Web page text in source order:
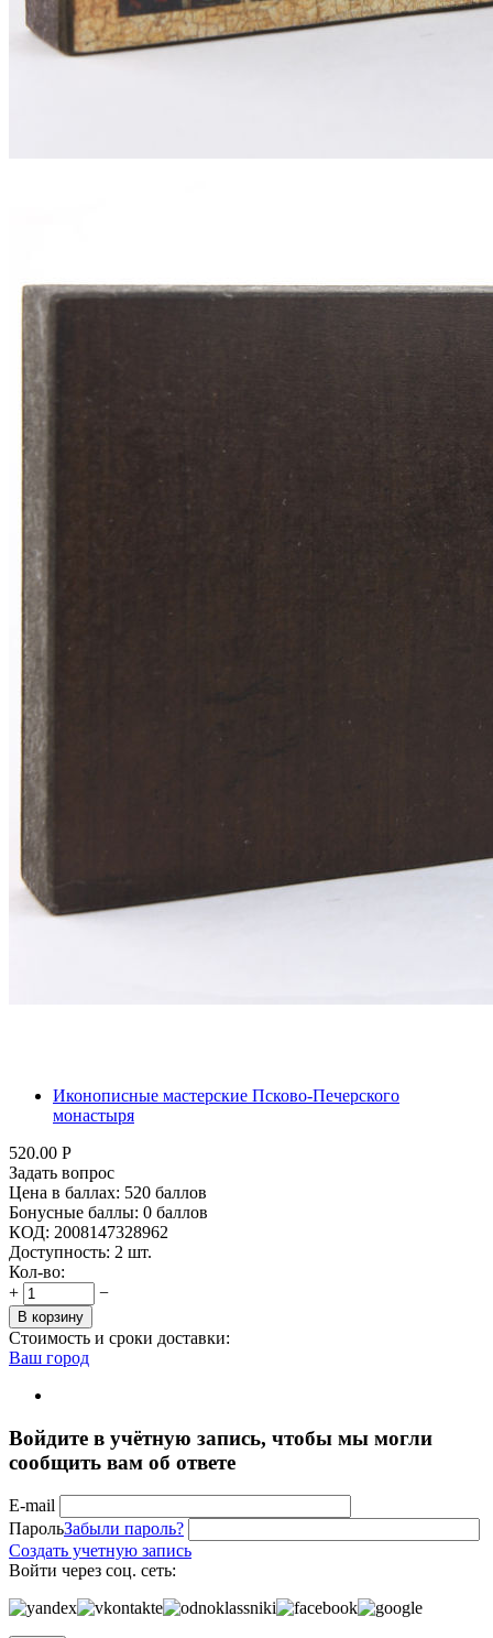
Иконописные мастерские Псково-Печерского
монастыря
520.00 Р
Задать вопрос
Цена в баллах: 520 баллов
Бонусные баллы: 0 баллов
КОД: 2008147328962
Доступность: 2 шт.
Кол-во:
+
−
В корзину
Стоимость и сроки доставки:
Ваш город
Войдите в учётную запись, чтобы мы могли
сообщить вам об ответе
E-mail
ПарольЗабыли пароль?
Создать учетную запись
Войти через соц. сеть: